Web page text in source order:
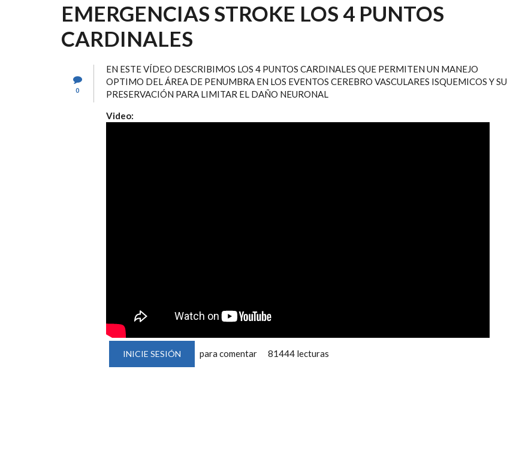
EMERGENCIAS STROKE LOS 4 PUNTOS
CARDINALES
0
EN ESTE VÍDEO DESCRIBIMOS LOS 4 PUNTOS CARDINALES QUE PERMITEN UN MANEJO
OPTIMO DEL ÁREA DE PENUMBRA EN LOS EVENTOS CEREBRO VASCULARES ISQUEMICOS Y SU
PRESERVACIÓN PARA LIMITAR EL DAÑO NEURONAL
Video:
INICIE SESIÓN para comentar 81444 lecturas